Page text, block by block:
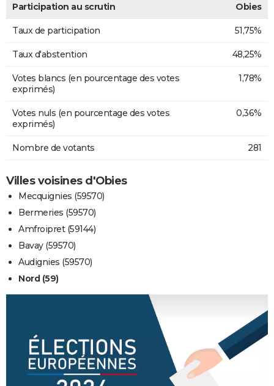
Participation au scrutin Obies
Taux de participation 51,75%
Taux d'abstention 48,25%
Votes blancs (en pourcentage des votes
exprimés)
1,78%
Votes nuls (en pourcentage des votes
exprimés)
0,36%
Nombre de votants 281
Villes voisines d'Obies
Mecquignies (59570)
Bermeries (59570)
Amfroipret (59144)
Bavay (59570)
Audignies (59570)
Nord (59)